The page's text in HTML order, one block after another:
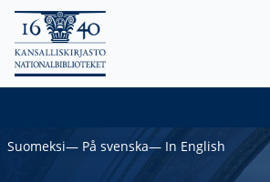
Suomeksi― På svenska― In English